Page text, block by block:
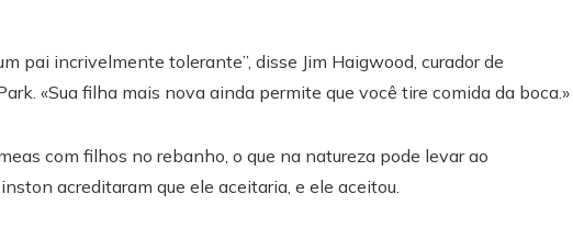
pai incrivelmente tolerante”, disse Jim Haigwood, curador de
«Sua filha mais nova ainda permite que você tire comida da boca.»
com filhos no rebanho, o que na natureza pode levar ao
acreditaram que ele aceitaria, e ele aceitou.